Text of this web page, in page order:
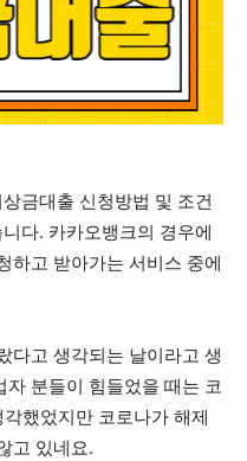
금대출 신청방법 및 조건
다. 카카오뱅크의 경우에
하고 받아가는 서비스 중에
다고 생각되는 날이라고 생
분들이 힘들었을 때는 코
했었지만 코로나가 해제
고 있네요.